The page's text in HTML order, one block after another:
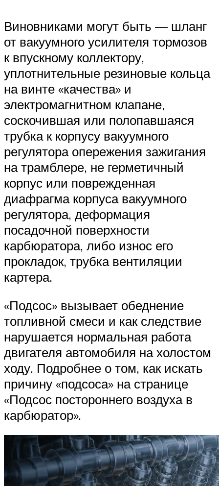
Виновниками могут быть — шланг
от вакуумного усилителя тормозов
к впускному коллектору,
уплотнительные резиновые кольца
на винте «качества» и
электромагнитном клапане,
соскочившая или полопавшаяся
трубка к корпусу вакуумного
регулятора опережения зажигания
на трамблере, не герметичный
корпус или поврежденная
диафрагма корпуса вакуумного
регулятора, деформация
посадочной поверхности
карбюратора, либо износ его
прокладок, трубка вентиляции
картера.
«Подсос» вызывает обеднение
топливной смеси и как следствие
нарушается нормальная работа
двигателя автомобиля на холостом
ходу. Подробнее о том, как искать
причину «подсоса» на странице
«Подсос постороннего воздуха в
карбюратор».